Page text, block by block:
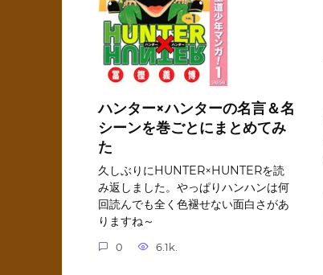
ハンター×ハンターの名言＆名
シーンを巻ごとにまとめてみ
た
久しぶりにHUNTER×HUNTERを読
み返しました。やっぱりハンハンは何
回読んでも全く色褪せない面白さがあ
りますね～
0 6.1k.